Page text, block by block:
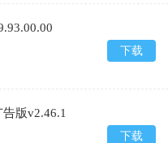
下载
版v2.46.1
下载